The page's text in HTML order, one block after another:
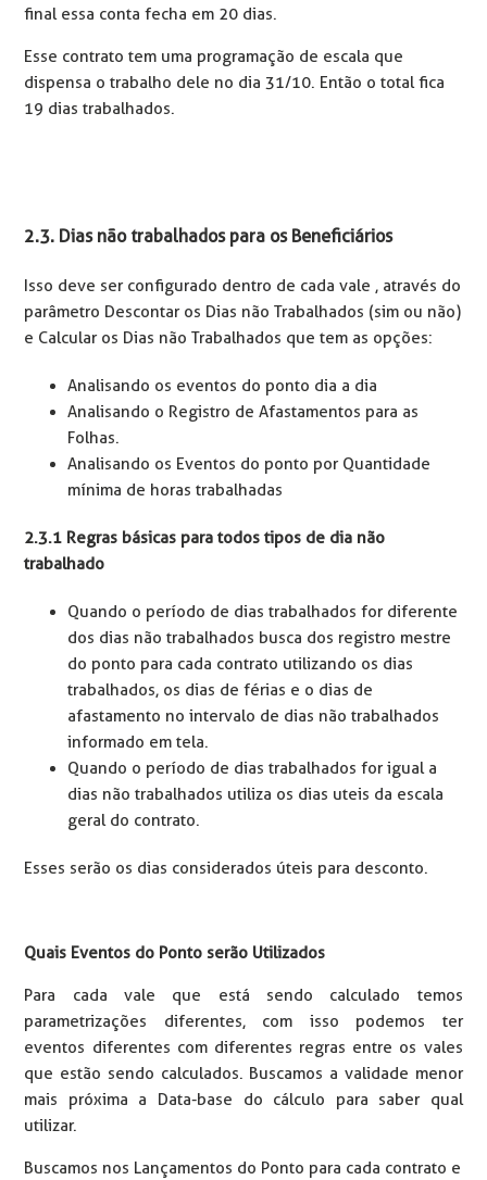
final essa conta fecha em 20 dias.
Esse contrato tem uma programação de escala que
dispensa o trabalho dele no dia 31/10. Então o total fica
19 dias trabalhados.
2.3. Dias não trabalhados para os Beneficiários
Isso deve ser configurado dentro de cada vale , através do
parâmetro Descontar os Dias não Trabalhados (sim ou não)
e Calcular os Dias não Trabalhados que tem as opções:
Analisando os eventos do ponto dia a dia
Analisando o Registro de Afastamentos para as
Folhas.
Analisando os Eventos do ponto por Quantidade
mínima de horas trabalhadas
2.3.1 Regras básicas para todos tipos de dia não
trabalhado
Quando o período de dias trabalhados for diferente
dos dias não trabalhados busca dos registro mestre
do ponto para cada contrato utilizando os dias
trabalhados, os dias de férias e o dias de
afastamento no intervalo de dias não trabalhados
informado em tela.
Quando o período de dias trabalhados for igual a
dias não trabalhados utiliza os dias uteis da escala
geral do contrato.
Esses serão os dias considerados úteis para desconto.
Quais Eventos do Ponto serão Utilizados
Para cada vale que está sendo calculado temos
parametrizações diferentes, com isso podemos ter
eventos diferentes com diferentes regras entre os vales
que estão sendo calculados. Buscamos a validade menor
mais próxima a Data-base do cálculo para saber qual
utilizar.
Buscamos nos Lançamentos do Ponto para cada contrato e